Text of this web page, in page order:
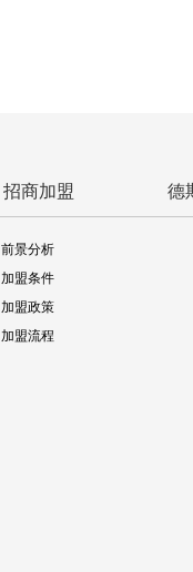
招商加盟
前景分析
加盟条件
加盟政策
加盟流程
德